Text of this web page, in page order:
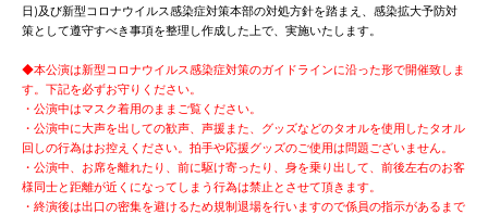
日)及び新型コロナウイルス感染症対策本部の対処方針を踏まえ、感染拡大予防対
策として遵守すべき事項を整理し作成した上で、実施いたします。
◆本公演は新型コロナウイルス感染症対策のガイドラインに沿った形で開催致しま
す。下記を必ずお守りください。
・公演中はマスク着用のままご覧ください。
・公演中に大声を出しての歓声、声援また、グッズなどのタオルを使用したタオル
回しの行為はお控えください。拍手や応援グッズのご使用は問題ございません。
・公演中、お席を離れたり、前に駆け寄ったり、身を乗り出して、前後左右のお客
様同士と距離が近くになってしまう行為は禁止とさせて頂きます。
・終演後は出口の密集を避けるため規制退場を行いますので係員の指示があるまで